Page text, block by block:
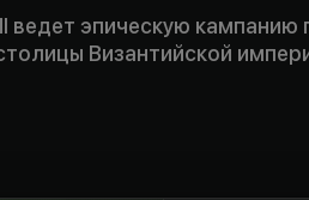
ведет эпическую кампанию
Византийской